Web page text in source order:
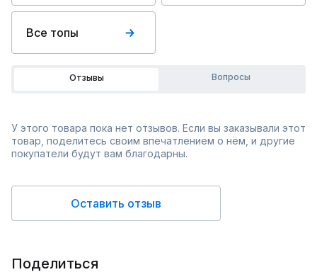
Все топы
Отзывы Вопросы
У этого товара пока нет отзывов. Если вы заказывали этот
товар, поделитесь своим впечатлением о нём, и другие
покупатели будут вам благодарны.
Оставить отзыв
Поделиться